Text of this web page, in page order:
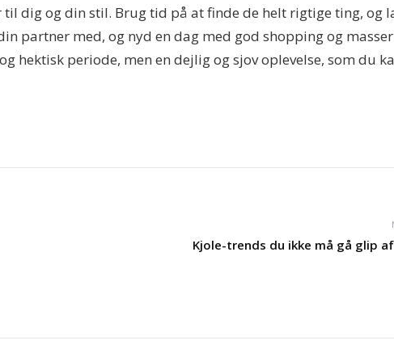
dig og din stil. Brug tid på at finde de helt rigtige ting, og
partner med, og nyd en dag med god shopping og
hektisk periode, men en dejlig og sjov oplevelse, som du
Kjole-trends du ikke må gå glip